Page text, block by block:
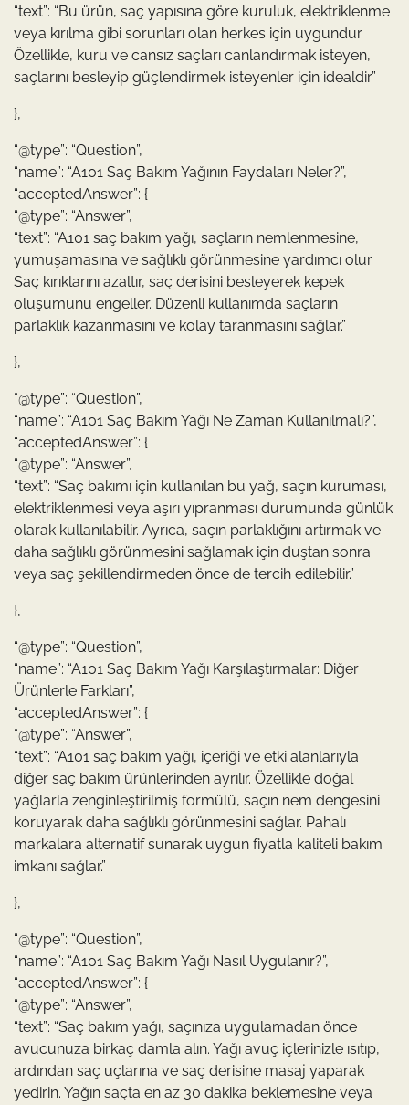
“text”: “Bu ürün, saç yapısına göre kuruluk, elektriklenme
veya kırılma gibi sorunları olan herkes için uygundur.
Özellikle, kuru ve cansız saçları canlandırmak isteyen,
saçlarını besleyip güçlendirmek isteyenler için idealdir.”
},
“@type”: “Question”,
“name”: “A101 Saç Bakım Yağının Faydaları Neler?”,
“acceptedAnswer”: {
“@type”: “Answer”,
“text”: “A101 saç bakım yağı, saçların nemlenmesine,
yumuşamasına ve sağlıklı görünmesine yardımcı olur.
Saç kırıklarını azaltır, saç derisini besleyerek kepek
oluşumunu engeller. Düzenli kullanımda saçların
parlaklık kazanmasını ve kolay taranmasını sağlar.”
},
“@type”: “Question”,
“name”: “A101 Saç Bakım Yağı Ne Zaman Kullanılmalı?”,
“acceptedAnswer”: {
“@type”: “Answer”,
“text”: “Saç bakımı için kullanılan bu yağ, saçın kuruması,
elektriklenmesi veya aşırı yıpranması durumunda günlük
olarak kullanılabilir. Ayrıca, saçın parlaklığını artırmak ve
daha sağlıklı görünmesini sağlamak için duştan sonra
veya saç şekillendirmeden önce de tercih edilebilir.”
},
“@type”: “Question”,
“name”: “A101 Saç Bakım Yağı Karşılaştırmalar: Diğer
Ürünlerle Farkları”,
“acceptedAnswer”: {
“@type”: “Answer”,
“text”: “A101 saç bakım yağı, içeriği ve etki alanlarıyla
diğer saç bakım ürünlerinden ayrılır. Özellikle doğal
yağlarla zenginleştirilmiş formülü, saçın nem dengesini
koruyarak daha sağlıklı görünmesini sağlar. Pahalı
markalara alternatif sunarak uygun fiyatla kaliteli bakım
imkanı sağlar.”
},
“@type”: “Question”,
“name”: “A101 Saç Bakım Yağı Nasıl Uygulanır?”,
“acceptedAnswer”: {
“@type”: “Answer”,
“text”: “Saç bakım yağı, saçınıza uygulamadan önce
avucunuza birkaç damla alın. Yağı avuç içlerinizle ısıtıp,
ardından saç uçlarına ve saç derisine masaj yaparak
yedirin. Yağın saçta en az 30 dakika beklemesine veya